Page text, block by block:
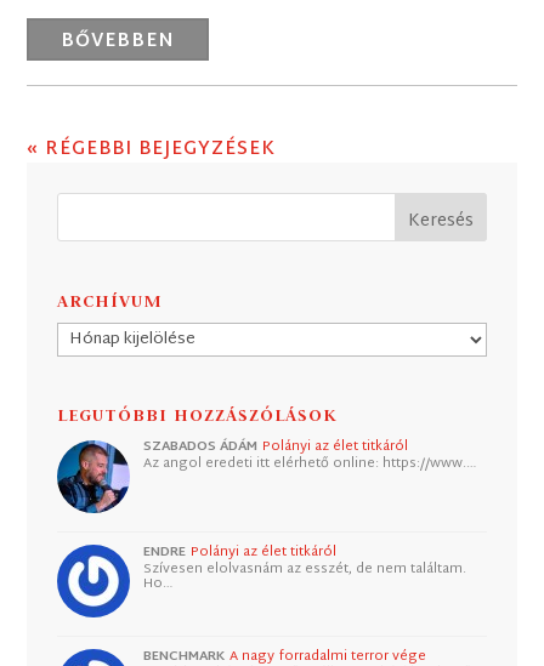
BŐVEBBEN
« RÉGEBBI BEJEGYZÉSEK
ARCHÍVUM
Archívum
LEGUTÓBBI HOZZÁSZÓLÁSOK
SZABADOS ÁDÁM Polányi az élet titkáról
Az angol eredeti itt elérhető online: https://www.…
ENDRE Polányi az élet titkáról
Szívesen elolvasnám az esszét, de nem találtam.
Ho…
BENCHMARK A nagy forradalmi terror vége